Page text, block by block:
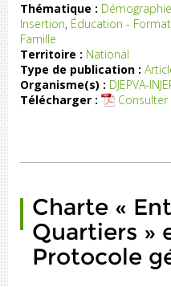
Thématique : Démographie
Insertion, Éducation -
Famille
Territoire : National
Type de publication :
Organisme(s) : DJEPVA-
Télécharger :
Charte «
Quartiers »
Protocole